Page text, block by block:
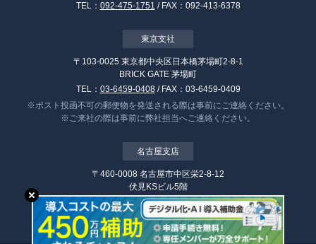
TEL： 092-475-1751 / FAX：092-413-6378
東京支社
〒103-0025 東京都中央区日本橋茅場町2-8-1
BRICK GATE 茅場町
TEL： 03-6459-0408/ FAX：03-6459-0409
※ポスト投函不可の郵便物を発送される際は事前にご連絡ください。
※ご来社の際は事前に弊社担当へご連絡ください。
名古屋支店
〒460-0008 名古屋市中区栄2-8-12
伏見KSビル5階
TEL： 052-218-6588/ FAX：052-218-6589